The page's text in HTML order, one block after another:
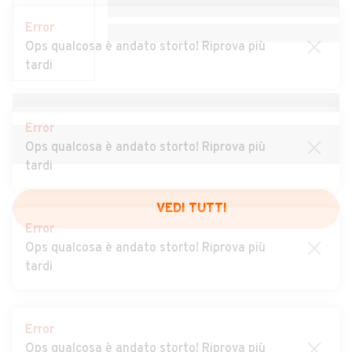
Auto usate Rio di Pusteria
Auto usate Salorno Auto usate San Candido
Sebato
Auto usate San Martino in
Auto usate San Pancrazio
Auto usate Santa Cristina
Val Gardena
Auto usate Sarentino
Gardena
Felice
VEDI TUTTI
Error
Ops qualcosa è andato storto! Riprova più
tardi
Error
Ops qualcosa è andato storto! Riprova più
tardi
Error
Ops qualcosa è andato storto! Riprova più
tardi
Error
Ops qualcosa è andato storto! Riprova più